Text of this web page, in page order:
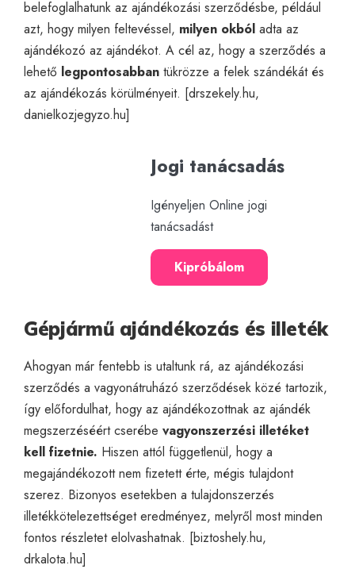
belefoglalhatunk az ajándékozási szerződésbe, például
azt, hogy milyen feltevéssel, milyen okból adta az
ajándékozó az ajándékot. A cél az, hogy a szerződés a
lehető legpontosabban tükrözze a felek szándékát és
az ajándékozás körülményeit. [drszekely.hu,
danielkozjegyzo.hu]
Jogi tanácsadás
Igényeljen Online jogi
tanácsadást
Kipróbálom
Gépjármű ajándékozás és illeték
Ahogyan már fentebb is utaltunk rá, az ajándékozási
szerződés a vagyonátruházó szerződések közé tartozik,
így előfordulhat, hogy az ajándékozottnak az ajándék
megszerzéséért cserébe vagyonszerzési illetéket
kell fizetnie. Hiszen attól függetlenül, hogy a
megajándékozott nem fizetett érte, mégis tulajdont
szerez. Bizonyos esetekben a tulajdonszerzés
illetékkötelezettséget eredményez, melyről most minden
fontos részletet elolvashatnak. [biztoshely.hu,
drkalota.hu]